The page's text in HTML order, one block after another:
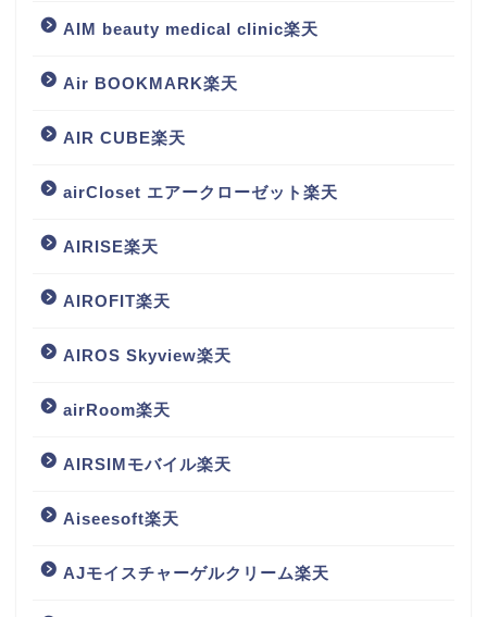
AIM beauty medical clinic楽天
Air BOOKMARK楽天
AIR CUBE楽天
airCloset エアークローゼット楽天
AIRISE楽天
AIROFIT楽天
AIROS Skyview楽天
airRoom楽天
AIRSIMモバイル楽天
Aiseesoft楽天
AJモイスチャーゲルクリーム楽天